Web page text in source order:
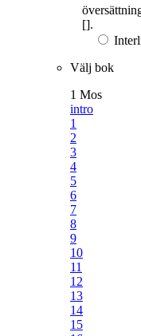
[].
Välj bok
1 Mos
intro
1
2
3
4
5
6
7
8
9
10
11
12
13
14
15